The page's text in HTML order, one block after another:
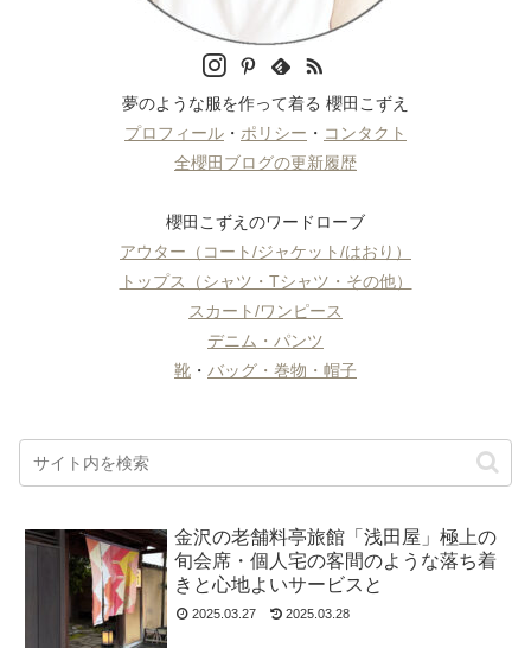
夢のような服を作って着る 櫻田こずえ
プロフィール ・ ポリシー ・ コンタクト
全櫻田ブログの更新履歴
櫻田こずえのワードローブ
アウター（コート/ジャケット/はおり）
トップス（シャツ・Tシャツ・その他）
スカート/ワンピース
デニム・パンツ
靴 ・ バッグ・巻物・帽子
金沢の老舗料亭旅館「浅田屋」極上の
旬会席・個人宅の客間のような落ち着
きと心地よいサービスと
2025.03.27 2025.03.28